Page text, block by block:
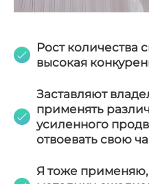
Рост количества
высокая
Заставляют
применять
усиленного
отвоевать свою
Я тоже